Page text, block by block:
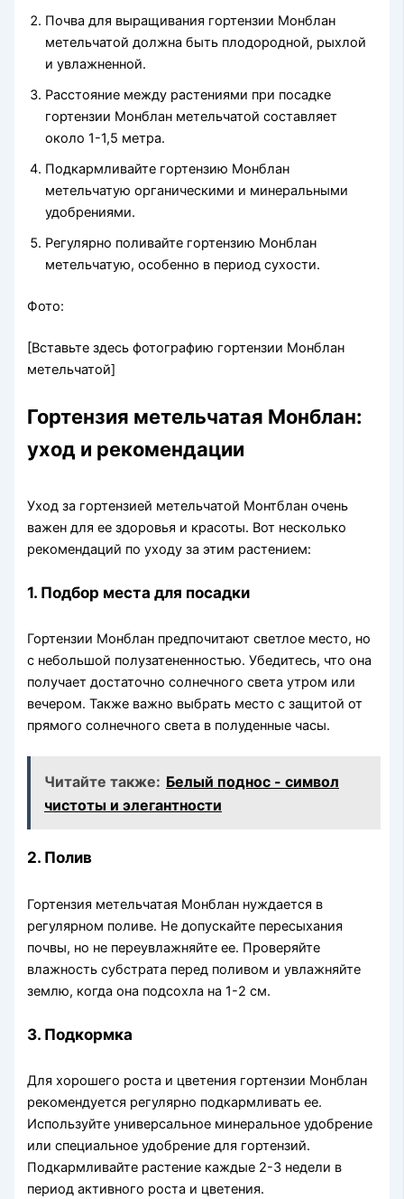
Почва для выращивания гортензии Монблан
метельчатой должна быть плодородной, рыхлой
и увлажненной.
Расстояние между растениями при посадке
гортензии Монблан метельчатой составляет
около 1-1,5 метра.
Подкармливайте гортензию Монблан
метельчатую органическими и минеральными
удобрениями.
Регулярно поливайте гортензию Монблан
метельчатую, особенно в период сухости.
Фото:
[Вставьте здесь фотографию гортензии Монблан
метельчатой]
Гортензия метельчатая Монблан:
уход и рекомендации
Уход за гортензией метельчатой Монтблан очень
важен для ее здоровья и красоты. Вот несколько
рекомендаций по уходу за этим растением:
1. Подбор места для посадки
Гортензии Монблан предпочитают светлое место, но
с небольшой полузатененностью. Убедитесь, что она
получает достаточно солнечного света утром или
вечером. Также важно выбрать место с защитой от
прямого солнечного света в полуденные часы.
Читайте также: Белый поднос - символ
чистоты и элегантности
2. Полив
Гортензия метельчатая Монблан нуждается в
регулярном поливе. Не допускайте пересыхания
почвы, но не переувлажняйте ее. Проверяйте
влажность субстрата перед поливом и увлажняйте
землю, когда она подсохла на 1-2 см.
3. Подкормка
Для хорошего роста и цветения гортензии Монблан
рекомендуется регулярно подкармливать ее.
Используйте универсальное минеральное удобрение
или специальное удобрение для гортензий.
Подкармливайте растение каждые 2-3 недели в
период активного роста и цветения.